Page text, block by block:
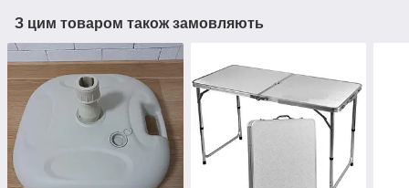
З цим товаром також замовляють